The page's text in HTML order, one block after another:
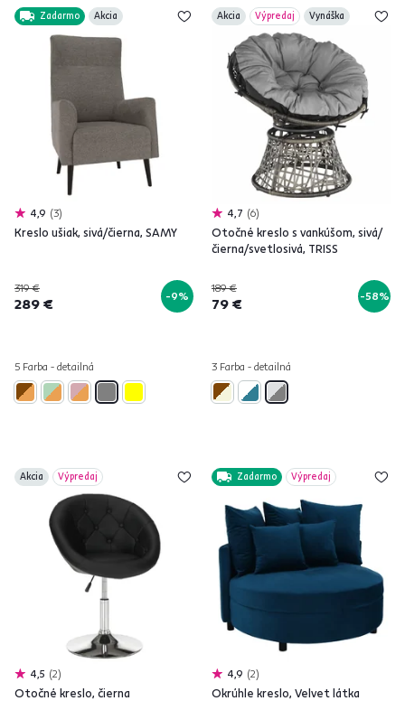
Zadarmo Akcia
4,9 3
Kreslo ušiak, sivá/čierna, SAMY
319 €
289 € -9%
5 Farba - detailná
Akcia Výpredaj Vynáška
4,7 6
Otočné kreslo s vankúšom, sivá/
čierna/svetlosivá, TRISS
189 €
79 € -58%
3 Farba - detailná
Akcia Výpredaj
4,5 2
Otočné kreslo, čierna
Zadarmo Výpredaj
4,9 2
Okrúhle kreslo, Velvet látka